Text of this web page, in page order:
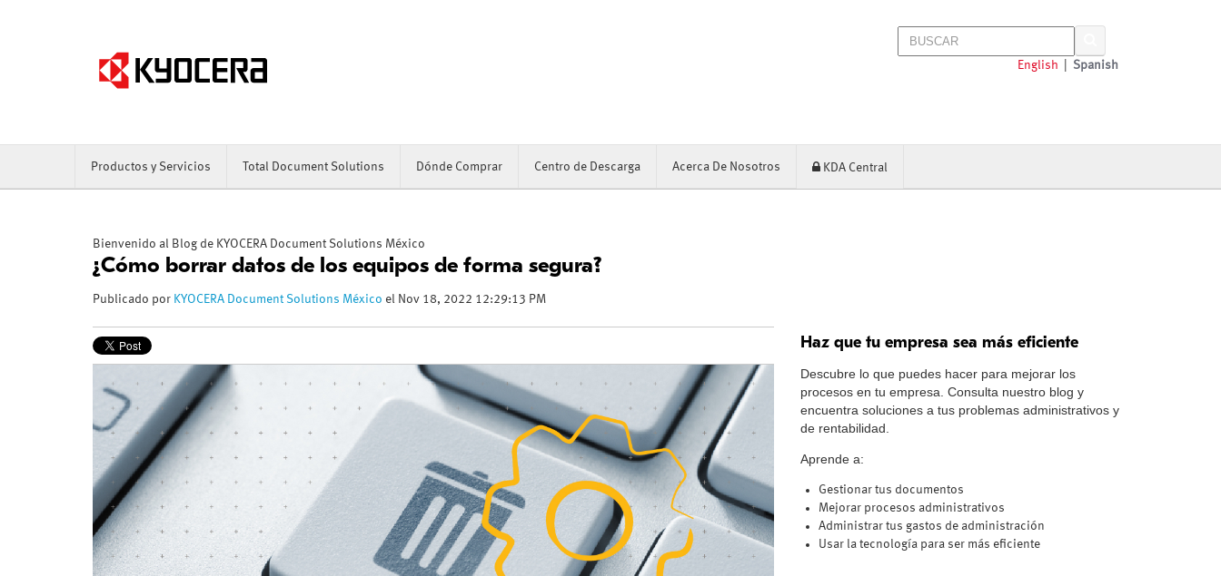
English Spanish
Productos y Servicios Total Document Solutions Dónde Comprar Centro de Descarga Acerca De Nosotros KDA Central
Bienvenido al Blog de KYOCERA Document Solutions México
¿Cómo borrar datos de los equipos de forma segura?
Publicado por KYOCERA Document Solutions México el Nov 18, 2022 12:29:13 PM
Haz que tu empresa sea más eficiente
Descubre lo que puedes hacer para mejorar los
procesos en tu empresa. Consulta nuestro blog y
encuentra soluciones a tus problemas administrativos y
de rentabilidad.
Aprende a:
Gestionar tus documentos
Mejorar procesos administrativos
Administrar tus gastos de administración
Usar la tecnología para ser más eficiente